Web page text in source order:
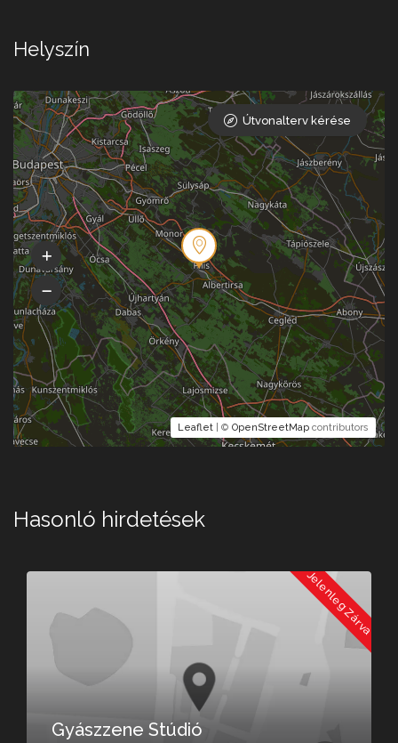
Helyszín
Leaflet | © OpenStreetMap contributors
Útvonalterv kérése
Hasonló hirdetések
Jelenleg Zárva
Gyászzene Stúdió